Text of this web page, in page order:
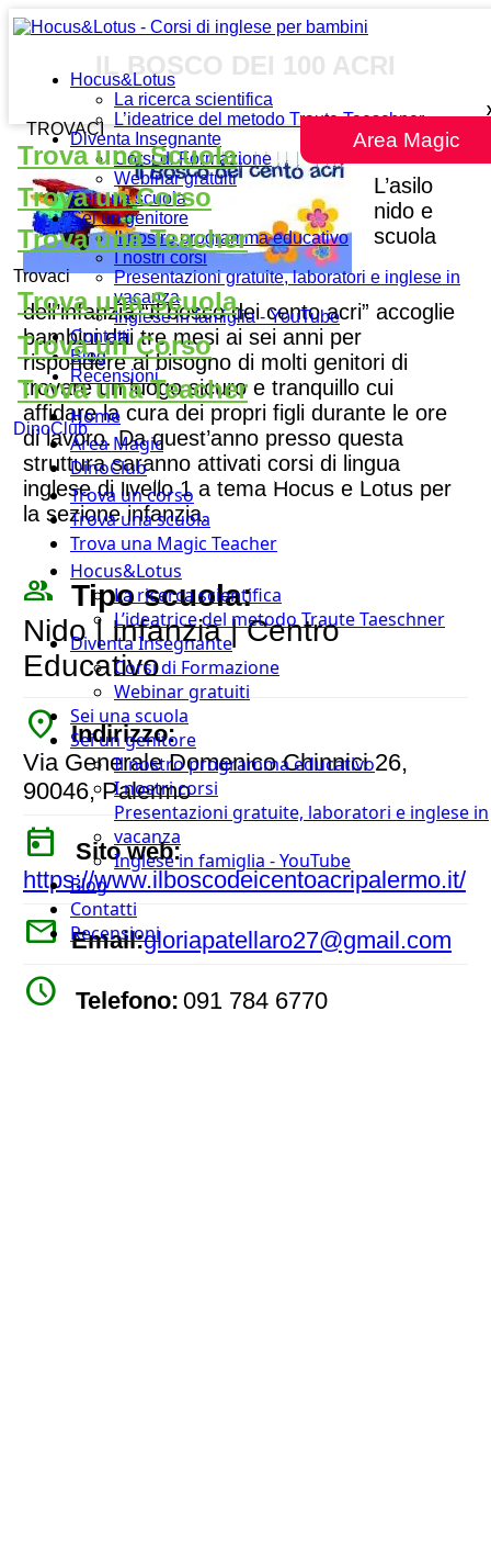
Hocus&Lotus
La ricerca scientifica
L’ideatrice del metodo Traute Taeschner
Diventa Insegnante
Corsi di Formazione
Webinar gratuiti
Sei una scuola
Sei un genitore
Il nostro programma educativo
I nostri corsi
Presentazioni gratuite, laboratori e inglese in
vacanza
Inglese in famiglia - YouTube
Contatti
Blog
Recensioni
Home
Area Magic
DinoClub
Trova un corso
Trova una scuola
Trova una Magic Teacher
Hocus&Lotus
La ricerca scientifica
L’ideatrice del metodo Traute Taeschner
Diventa Insegnante
Corsi di Formazione
Webinar gratuiti
Sei una scuola
Sei un genitore
Il nostro programma educativo
I nostri corsi
Presentazioni gratuite, laboratori e inglese in
vacanza
Inglese in famiglia - YouTube
Blog
Contatti
Recensioni
Area Magic
TROVACI
Trova una Scuola
Trova un Corso
Trova una Teacher
Trovaci
Trova una Scuola
Trova un Corso
Trova una Teacher
DinoClub
IL BOSCO DEI 100 ACRI
L’asilo
nido e
scuola
dell’infanzia “Il bosco dei cento acri” accoglie
bambini dai tre mesi ai sei anni per
rispondere al bisogno di molti genitori di
trovare un luogo sicuro e tranquillo cui
affidare la cura dei propri figli durante le ore
di lavoro. Da quest’anno presso questa
struttura saranno attivati corsi di lingua
inglese di livello 1 a tema Hocus e Lotus per
la sezione infanzia.
people_outline Tipo scuola:
Nido | Infanzia | Centro
Educativo
place Indirizzo:
Via Generale Domenico Chinnici 26,
90046, Palermo
today
Sito web:
https://www.ilboscodeicentoacripalermo.it/
mail Email:gloriapatellaro27@gmail.com
watch_later Telefono: 091 784 6770